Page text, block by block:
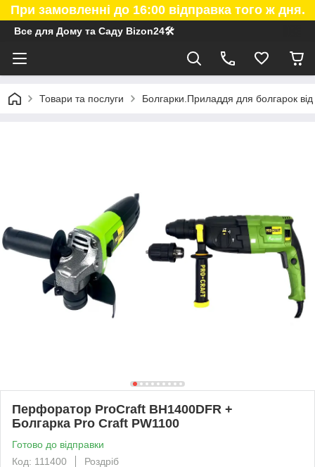
При замовленні до 16:00 відправка того ж дня.
Все для Дому та Саду Bizon24🛠
Товари та послуги Болгарки.Приладдя для болгарок від
Перфоратор ProCraft BH1400DFR +
Болгарка Pro Craft PW1100
Готово до відправки
Код: 111400
Роздріб